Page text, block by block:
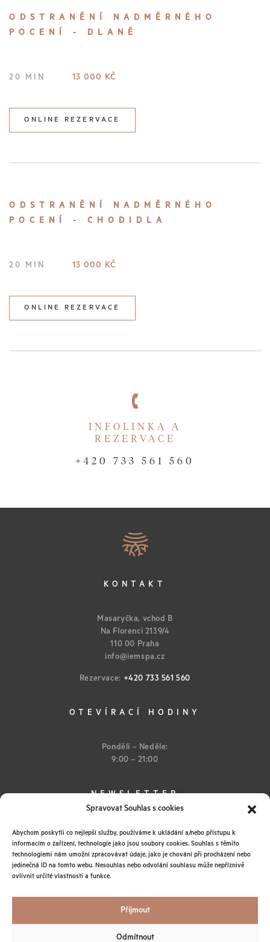
Spravovat Souhlas s cookies
Abychom poskytli co nejlepší služby, používáme k ukládání a/nebo přístupu k
informacím o zařízení, technologie jako jsou soubory cookies. Souhlas s těmito
technologiemi nám umožní zpracovávat údaje, jako je chování při procházení nebo
jedinečná ID na tomto webu. Nesouhlas nebo odvolání souhlasu může nepříznivě
ovlivnit určité vlastnosti a funkce.
Příjmout
Odmítnout
ODSTRANĚNÍ NADMĚRNÉHO
POCENÍ - DLANĚ
20 MIN 13 000 KČ
ONLINE REZERVACE
ODSTRANĚNÍ NADMĚRNÉHO
POCENÍ - CHODIDLA
20 MIN 13 000 KČ
ONLINE REZERVACE
INFOLINKA A
REZERVACE
+420 733 561 560
KONTAKT
Masaryčka, vchod B
Na Florenci 2139/4
110 00 Praha
info@iemspa.cz
Rezervace: +420 733 561 560
OTEVÍRACÍ HODINY
Pondělí – Neděle:
9:00 – 21:00
NEWSLETTER
Instagram Obchodní podmínky
© 2026 IEM SPA
Všechna práva vyhrazena